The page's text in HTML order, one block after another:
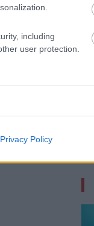
including
user protection.
Privacy Policy